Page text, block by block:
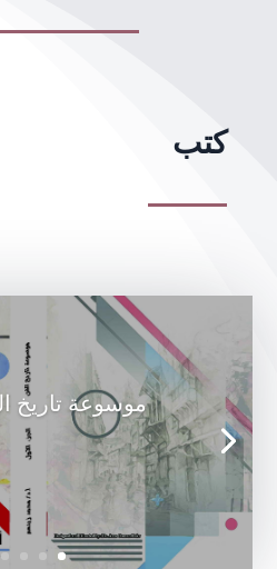
كتب
موسوعة تاريخ